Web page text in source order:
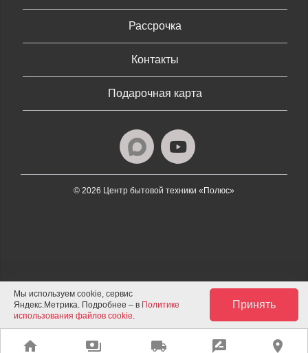
home payments local_shipping rate_review place
Рассрочка
Контакты
Подарочная карта
© 2026 Центр бытовой техники «Полюс»
Мы используем cookie, сервис
Яндекс.Метрика. Подробнее – в Политике
использования файлов cookie.
Принять